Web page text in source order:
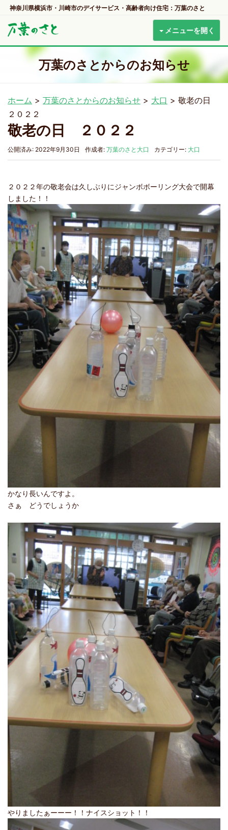
神奈川県横浜市・川崎市のデイサービス・高齢者向け住宅：万葉のさと
メニューを開く
万葉のさとからのお知らせ
ホーム > 万葉のさとからのお知らせ > 大口 > 敬老の日
２０２２
敬老の日 ２０２２
公開済み: 2022年9月30日 作成者: 万葉のさと大口 カテゴリー: 大口
２０２２年の敬老会は久しぶりにジャンボボーリング大会で開幕
しました！！
かなり長いんですよ。
さぁ どうでしょうか
やりましたぁーーー！！ナイスショット！！